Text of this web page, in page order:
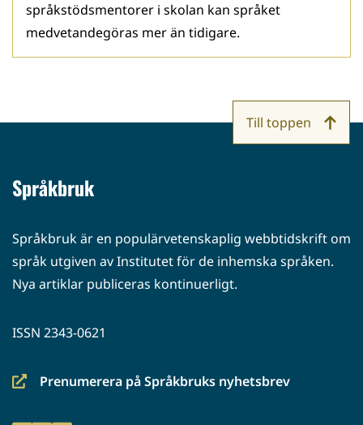
språkstödsmentorer i skolan kan språket
medvetandegöras mer än tidigare.
Språkbruk
Språkbruk är en populärvetenskaplig webbtidskrift om
språk utgiven av Institutet för de inhemska språken.
Nya artiklar publiceras kontinuerligt.
ISSN 2343-0621
Prenumerera på Språkbruks nyhetsbrev
(siirryt
Till toppen